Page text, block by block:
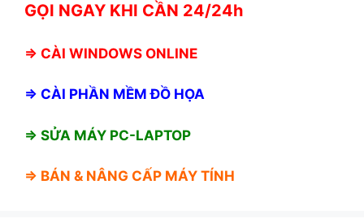
GỌI NGAY KHI CẦN 24/24h
⇒ CÀI WINDOWS ONLINE
⇒ CÀI PHẦN MỀM ĐỒ HỌA
⇒ SỬA MÁY PC-LAPTOP
⇒ BÁN & NÂNG CẤP MÁY TÍNH